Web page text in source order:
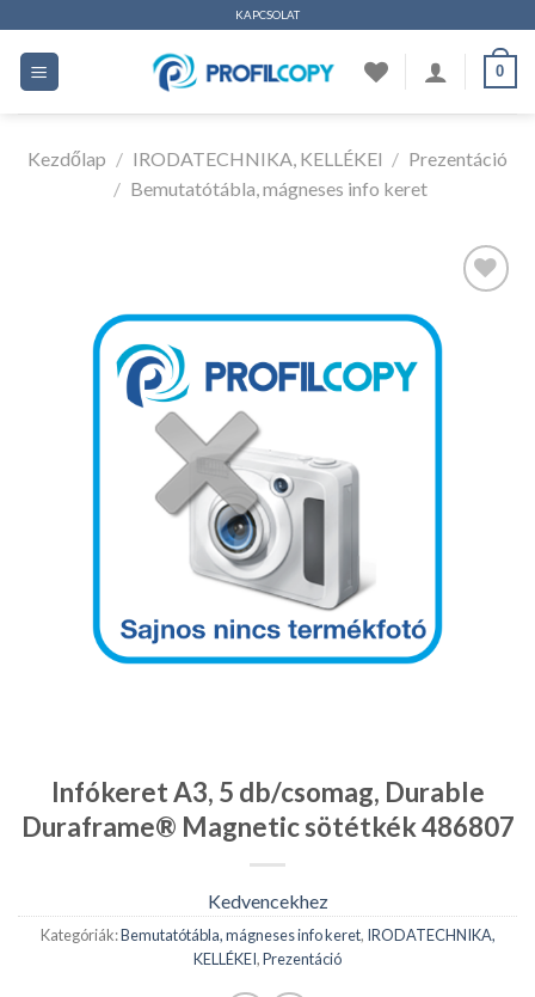
tartalomhoz
KAPCSOLAT
0
Kezdőlap / IRODATECHNIKA, KELLÉKEI / Prezentáció
/ Bemutatótábla, mágneses info keret
Kedvencekhez
Infókeret A3, 5 db/csomag, Durable
Duraframe® Magnetic sötétkék 486807
Kedvencekhez
Kategóriák:Bemutatótábla, mágneses info keret, IRODATECHNIKA,
KELLÉKEI,Prezentáció